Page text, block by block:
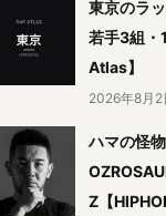
東京のラ
若手3組・
Atlas】
2026年8月2
ハマの怪物
Z【